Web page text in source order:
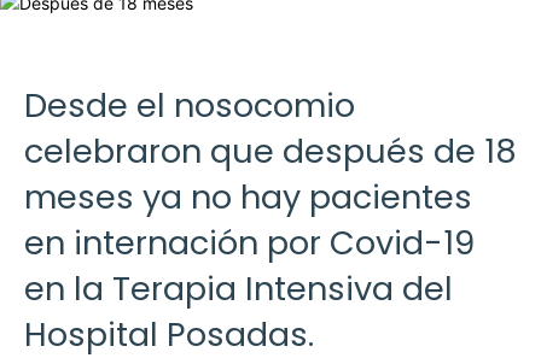
Desde el nosocomio
celebraron que después de 18
meses ya no hay pacientes
en internación por Covid-19
en la Terapia Intensiva del
Hospital Posadas.